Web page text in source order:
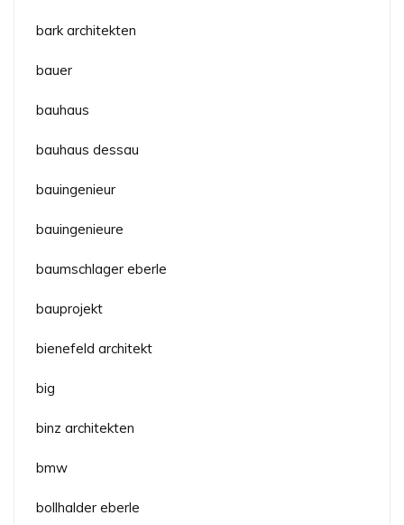
bark architekten
bauer
bauhaus
bauhaus dessau
bauingenieur
bauingenieure
baumschlager eberle
bauprojekt
bienefeld architekt
big
binz architekten
bmw
bollhalder eberle